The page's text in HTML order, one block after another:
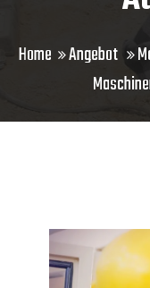
Home Angebot